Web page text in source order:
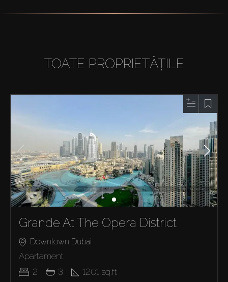
TOATE PROPRIETĂȚILE
Grande At The Opera District
Downtown Dubai
Apartament
2
3 1201 sq.ft